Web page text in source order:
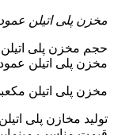
مخزن پلی اتیلن
حجم مخزن پلی اتیلن را میتوان بین 5 تا 126 مترمکعب (5 هزار لیتر تا 126 هزار لیتر) در نظر
مخزن پلی اتیلن
مخزن پلی اتیلن